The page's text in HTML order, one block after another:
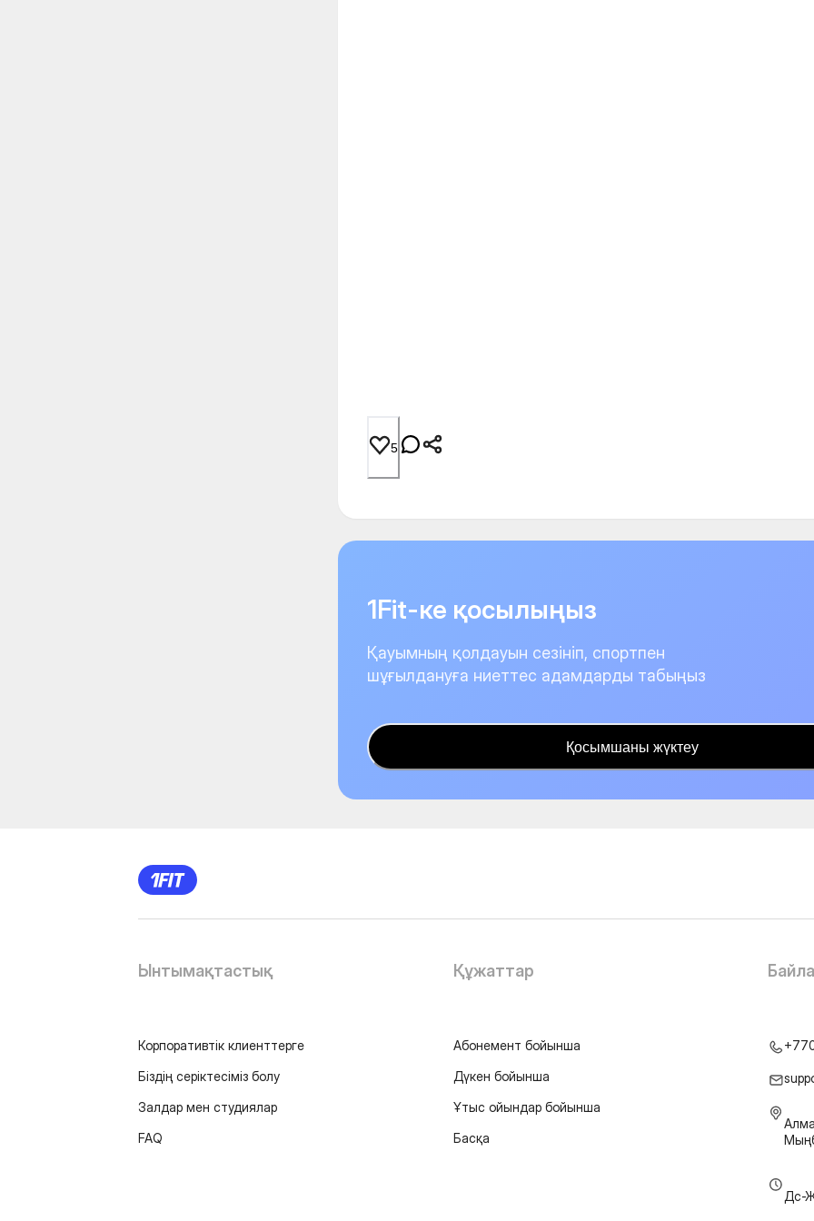
5
1Fit-ке қосылыңыз
Қауымның қолдауын сезініп, спортпен
шұғылдануға ниеттес адамдарды табыңыз
Қосымшаны жүктеу
Ынтымақтастық
Корпоративтік клиенттерге
Біздің серіктесіміз болу
Залдар мен студиялар
FAQ
Құжаттар
Абонемент бойынша
Дүкен бойынша
Ұтыс ойындар бойынша
Басқа
Дс-